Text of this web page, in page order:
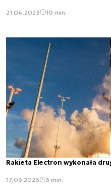
21.04.2023 10 min.
Rakieta Electron wykonała
17.03.2023 3 min.